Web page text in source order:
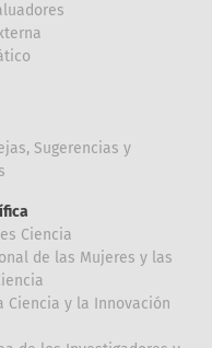
Sugerencias y
Ciencia
de las Mujeres y las
Ciencia y la Innovación